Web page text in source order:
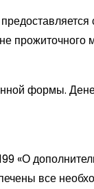
прожиточного
формы.
«О
все